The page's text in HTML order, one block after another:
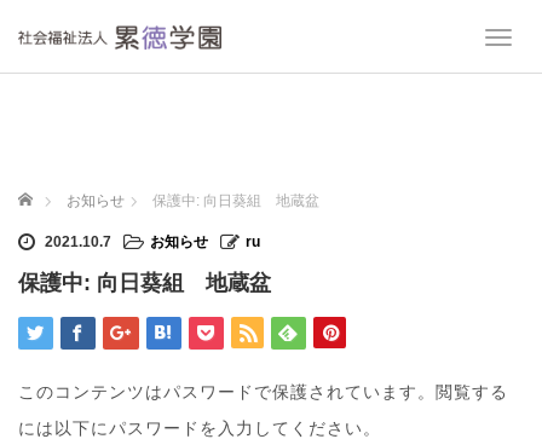
T
n
ホーム お知らせ 保護中: 向日葵組 地蔵盆
2021.10.7 お知らせ ru
保護中: 向日葵組 地蔵盆
このコンテンツはパスワードで保護されています。閲覧する
には以下にパスワードを入力してください。